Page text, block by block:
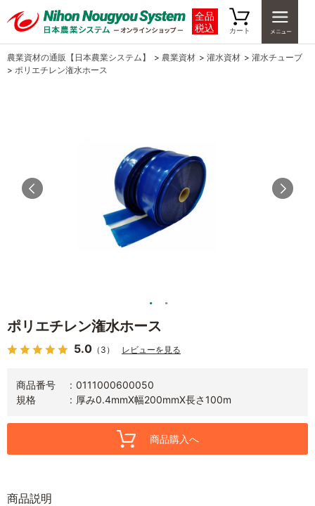
全品
税込
カート
農業資材の通販【日本農業システム】 > 農業資材 > 灌水資材 > 灌水チューブ
> ポリエチレン潅水ホース
ポリエチレン潅水ホース
5.0 （3） レビューを見る
商品番号
0111000600050
規格
厚み0.4mmX幅200mmX長さ100m
商品購入へ
商品説明